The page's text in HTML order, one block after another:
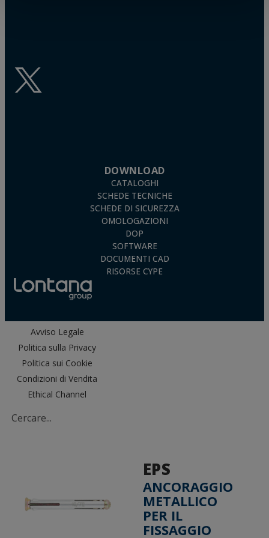
DOWNLOAD
CATALOGHI
SCHEDE TECNICHE
SCHEDE DI SICUREZZA
OMOLOGAZIONI
DOP
SOFTWARE
DOCUMENTI CAD
RISORSE CYPE
Avviso Legale
Politica sulla Privacy
Politica sui Cookie
Condizioni di Vendita
Ethical Channel
EPS
ANCORAGGIO
METALLICO
PER IL
FISSAGGIO